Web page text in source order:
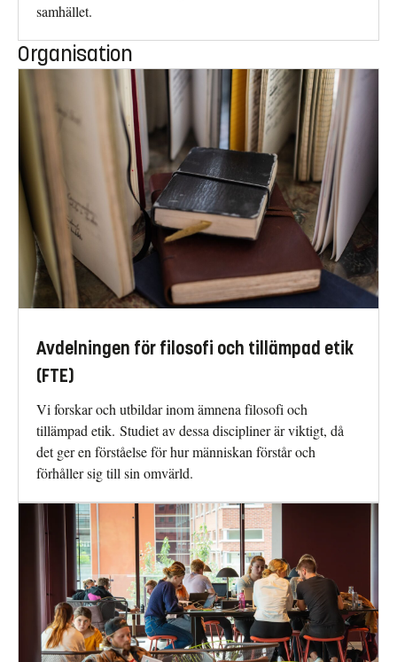
samhället.
Organisation
Avdelningen för filosofi och tillämpad etik
(FTE)
Vi forskar och utbildar inom ämnena filosofi och
tillämpad etik. Studiet av dessa discipliner är viktigt, då
det ger en förståelse för hur människan förstår och
förhåller sig till sin omvärld.